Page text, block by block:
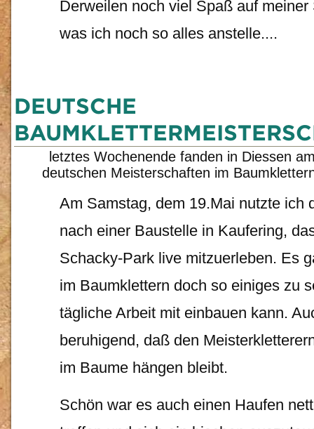
Derweilen noch viel Spaß auf
was ich noch so alles anstelle....
DEUTSCHE
letztes Wochenende fanden in Diessen
deutschen Meisterschaften im
Am Samstag, dem 19.Mai nutzte ich
nach einer Baustelle in Kaufering,
Schacky-Park live mitzuerleben. Es
im Baumklettern doch so einiges zu
tägliche Arbeit mit einbauen kann.
beruhigend, daß den
im Baume hängen bleibt.
Schön war es auch einen Haufen